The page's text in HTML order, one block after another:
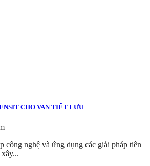
CHO VAN TIẾT LƯU
công nghệ và ứng dụng các giải pháp tiên